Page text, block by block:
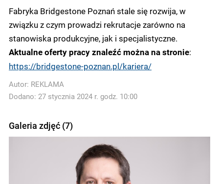
Fabryka Bridgestone Poznań stale się rozwija, w
związku z czym prowadzi rekrutacje zarówno na
stanowiska produkcyjne, jak i specjalistyczne.
Aktualne oferty pracy znaleźć można na stronie:
https://bridgestone-poznan.pl/kariera/
Autor: REKLAMA
Dodano: 27 stycznia 2024 r. godz. 10:00
Galeria zdjęć (7)